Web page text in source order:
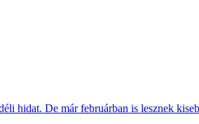
hidat. De már februárban is lesznek